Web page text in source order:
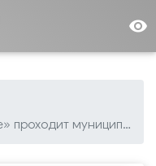
remove_red_eye
В Чебоксарском «Кванториуме» проходит муниципальный этап Всероссийской олимпиады школьников